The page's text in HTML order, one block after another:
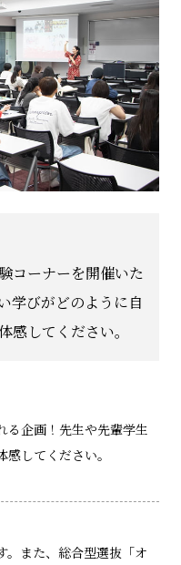
コーナーを開催いた
学びがどのように自
感してください。
る企画！先生や先輩学生
感してください。
。また、総合型選抜「オ